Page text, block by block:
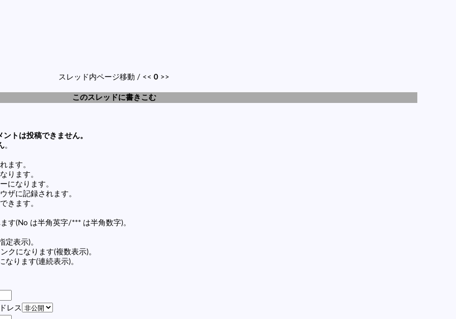
スレッド内ページ移動 / << 0 >>
このスレッドに書きこむ
トは投稿できません。
。
ます。
ります。
になります。
ザに記録されます。
きます。
す(No は半角英字/*** は半角数字)。
表示)。
になります(複数表示)。
ります(連続表示)。
レス